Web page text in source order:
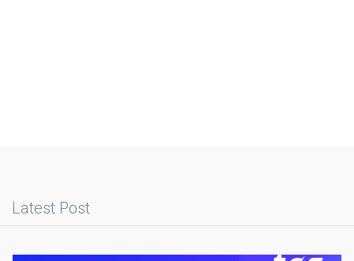
Latest Post